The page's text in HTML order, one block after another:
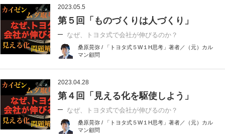
2023.05.5
第５回「ものづくりは人づくり」
なぜ、トヨタ式で会社が伸びるのか？
桑原晃弥 / 「トヨタ式５W１H思考」著者／（元）カル
マン顧問
2023.04.28
第４回「見える化を駆使しよう」
なぜ、トヨタ式で会社が伸びるのか？
桑原晃弥 / 「トヨタ式５W１H思考」著者／（元）カル
マン顧問